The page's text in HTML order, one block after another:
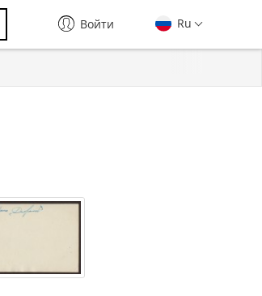
Ru
Войти